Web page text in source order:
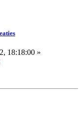
18:18:00 »